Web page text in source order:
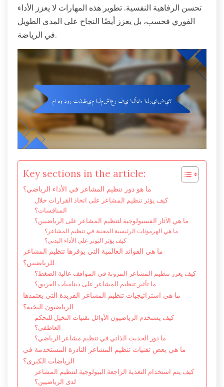
تحسن الرفاهية النفسية. تطوير هذه المهارات لا يعزز الأداء
الفوري فحسب، بل يعزز أيضًا النجاح على المدى الطويل
في الرياضة.
Key sections in the article:
ما هو دور تنظيم المشاعر في الأداء الرياضي؟
كيف يؤثر تنظيم المشاعر على اتخاذ القرارات خلال
المنافسات؟
ما هي الآثار الفسيولوجية لتنظيم المشاعر على الرياضيين؟
ما هي الهرمونات الرئيسية المعنية في تنظيم المشاعر؟
كيف يؤثر التوتر على الأداء البدني؟
ما هي الفوائد العالمية التي يوفرها تنظيم المشاعر
للرياضيين؟
كيف يعزز تنظيم المشاعر المرونة في المواقف عالية الضغط؟
ما تأثير تنظيم المشاعر على ديناميات الفريق؟
ما هي استراتيجيات تنظيم المشاعر الفريدة التي يعتمدها
الرياضيون النخبة؟
كيف يستخدم الرياضيون الأوائل تقنيات التخيل للتحكم
العاطفي؟
ما دور الحديث الذاتي في تنظيم مشاعر الرياضي؟
ما هي بعض تقنيات تنظيم المشاعر النادرة المستخدمة في
الرياضات الكبرى؟
كيف يتم استخدام التغذية الراجعة البيولوجية لتنظيم المشاعر
لدى الرياضيين؟